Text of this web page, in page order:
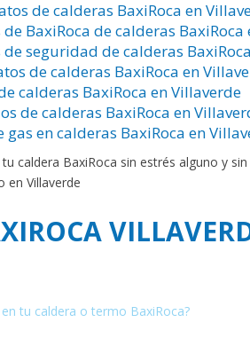
de calderas BaxiRoca en
BaxiRoca de calderas
seguridad de calderas
de calderas BaxiRoca en
calderas BaxiRoca en Villaverde
de calderas BaxiRoca en
en calderas BaxiRoca en
caldera BaxiRoca sin estrés alguno y
en Villaverde
tu caldera o termo BaxiRoca?